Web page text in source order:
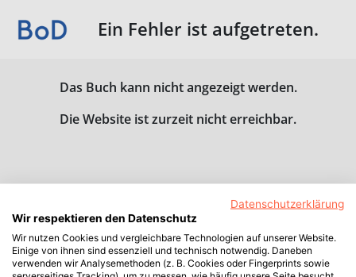
Ein Fehler ist aufgetreten.
Das Buch kann nicht angezeigt werden.
Die Website ist zurzeit nicht erreichbar.
Datenschutzerklärung
Wir respektieren den Datenschutz
Wir nutzen Cookies und vergleichbare Technologien auf unserer Website.
Einige von ihnen sind essenziell und technisch notwendig. Daneben
verwenden wir Analysemethoden (z. B. Cookies oder Fingerprints sowie